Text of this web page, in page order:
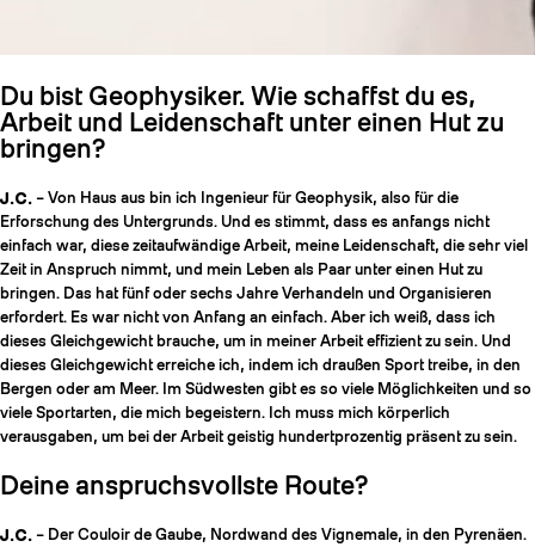
Du bist Geophysiker. Wie schaffst du es,
Arbeit und Leidenschaft unter einen Hut zu
bringen?
J.C. – Von Haus aus bin ich Ingenieur für Geophysik, also für die
Erforschung des Untergrunds. Und es stimmt, dass es anfangs nicht
einfach war, diese zeitaufwändige Arbeit, meine Leidenschaft, die sehr viel
Zeit in Anspruch nimmt, und mein Leben als Paar unter einen Hut zu
bringen. Das hat fünf oder sechs Jahre Verhandeln und Organisieren
erfordert. Es war nicht von Anfang an einfach. Aber ich weiß, dass ich
dieses Gleichgewicht brauche, um in meiner Arbeit effizient zu sein. Und
dieses Gleichgewicht erreiche ich, indem ich draußen Sport treibe, in den
Bergen oder am Meer. Im Südwesten gibt es so viele Möglichkeiten und so
viele Sportarten, die mich begeistern. Ich muss mich körperlich
verausgaben, um bei der Arbeit geistig hundertprozentig präsent zu sein.
Deine anspruchsvollste Route?
J.C. – Der Couloir de Gaube, Nordwand des Vignemale, in den Pyrenäen.